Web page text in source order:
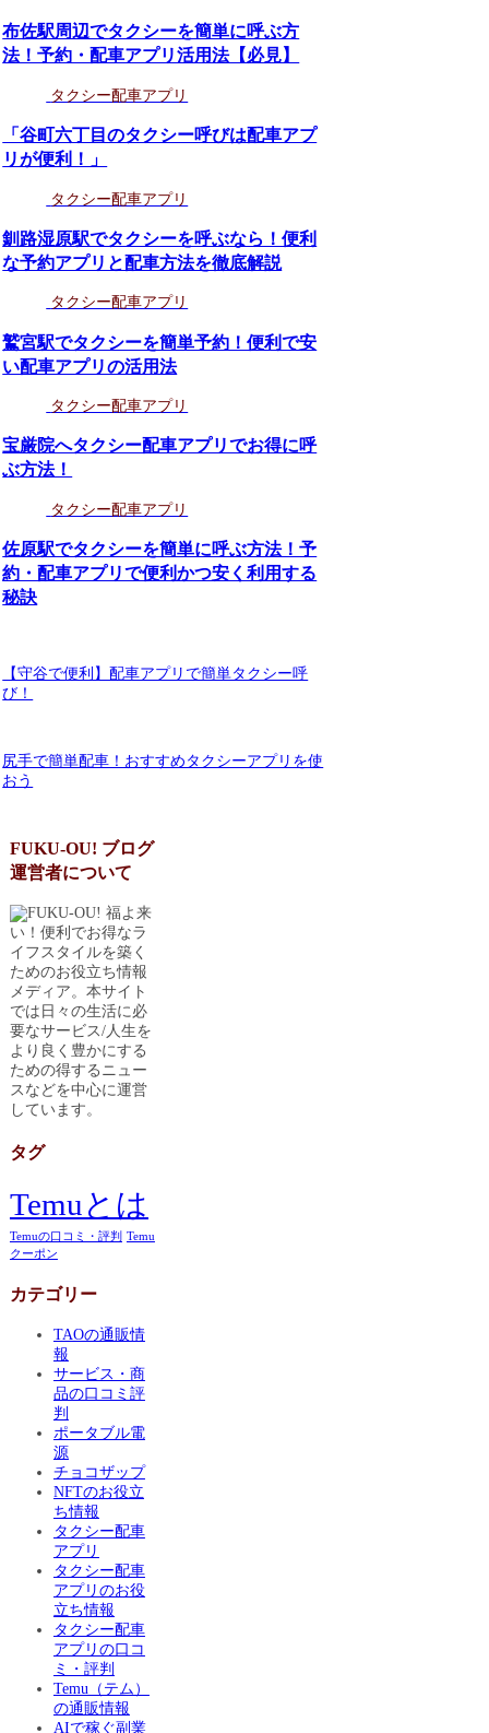
布佐駅周辺でタクシーを簡単に呼ぶ方
法！予約・配車アプリ活用法【必見】
タクシー配車アプリ
「谷町六丁目のタクシー呼びは配車アプ
リが便利！」
タクシー配車アプリ
釧路湿原駅でタクシーを呼ぶなら！便利
な予約アプリと配車方法を徹底解説
タクシー配車アプリ
鷲宮駅でタクシーを簡単予約！便利で安
い配車アプリの活用法
タクシー配車アプリ
宝厳院へタクシー配車アプリでお得に呼
ぶ方法！
タクシー配車アプリ
佐原駅でタクシーを簡単に呼ぶ方法！予
約・配車アプリで便利かつ安く利用する
秘訣
【守谷で便利】配車アプリで簡単タクシー呼
び！
尻手で簡単配車！おすすめタクシーアプリを使
おう
FUKU-OU! ブログ
運営者について
福よ来
い！便利でお得なラ
イフスタイルを築く
ためのお役立ち情報
メディア。本サイト
では日々の生活に必
要なサービス/人生を
より良く豊かにする
ための得するニュー
スなどを中心に運営
しています。
タグ
Temuとは
Temuの口コミ・評判 Temu
クーポン
カテゴリー
TAOの通販情
報
サービス・商
品の口コミ評
判
ポータブル電
源
チョコザップ
NFTのお役立
ち情報
タクシー配車
アプリ
タクシー配車
アプリのお役
立ち情報
タクシー配車
アプリの口コ
ミ・評判
Temu（テム）
の通販情報
AIで稼ぐ副業